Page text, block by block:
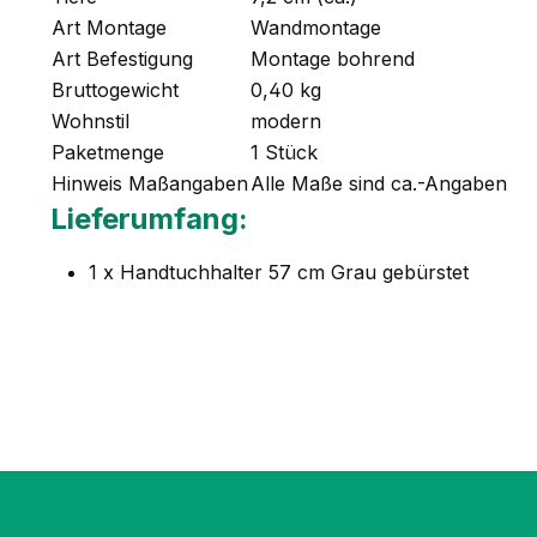
Art Montage
Wandmontage
Art Befestigung
Montage bohrend
Bruttogewicht
0,40 kg
Wohnstil
modern
Paketmenge
1 Stück
Hinweis MaßangabenAlle Maße sind ca.-Angaben
Lieferumfang:
1 x Handtuchhalter 57 cm Grau gebürstet